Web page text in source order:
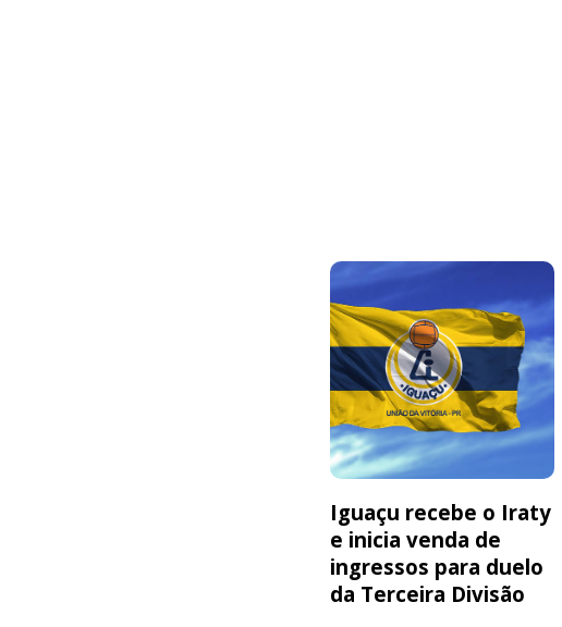
Iguaçu recebe o Iraty
e inicia venda de
ingressos para duelo
da Terceira Divisão